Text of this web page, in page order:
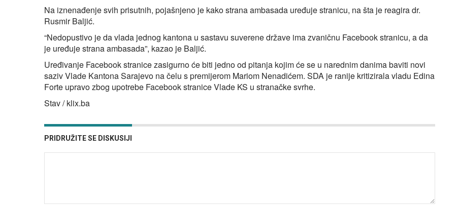
Na iznenađenje svih prisutnih, pojašnjeno je kako strana ambasada uređuje stranicu, na šta je reagira dr.
Rusmir Baljić.
“Nedopustivo je da vlada jednog kantona u sastavu suverene države ima zvaničnu Facebook stranicu, a da
je uređuje strana ambasada”, kazao je Baljić.
Uređivanje Facebook stranice zasigurno će biti jedno od pitanja kojim će se u narednim danima baviti novi
saziv Vlade Kantona Sarajevo na čelu s premijerom Mariom Nenadićem. SDA je ranije kritizirala vladu Edina
Forte upravo zbog upotrebe Facebook stranice Vlade KS u stranačke svrhe.
Stav / klix.ba
PRIDRUŽITE SE DISKUSIJI